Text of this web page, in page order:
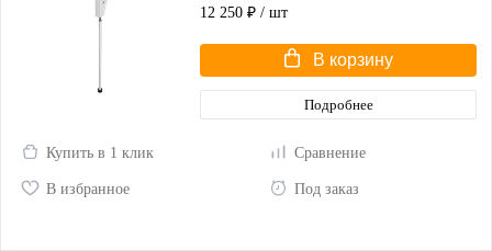
12 250 ₽ / шт
В корзину
Подробнее
Купить в 1 клик Сравнение
В избранное Под заказ